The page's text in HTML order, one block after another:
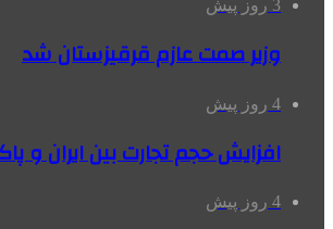
3 روز پیش
وزیر صمت عازم قرقیزستان شد
4 روز پیش
افزایش حجم تجارت بین ایران و پاکستان به
4 روز پیش